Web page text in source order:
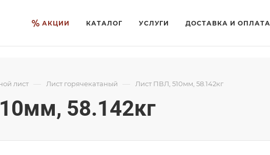
АКЦИИ КАТАЛОГ УСЛУГИ ДОСТАВКА И ОПЛАТА
лист — Лист горячекатаный — Лист ПВЛ, 510мм, 58.142кг
58.142кг